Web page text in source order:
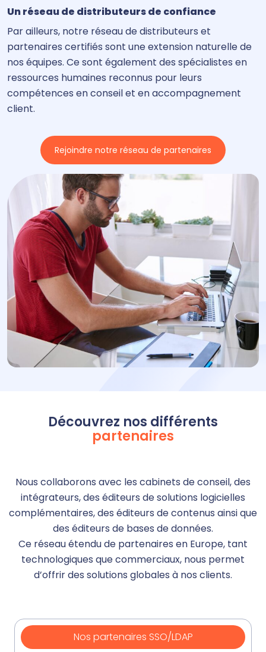
Un réseau de distributeurs de confiance
Par ailleurs, notre réseau de distributeurs et
partenaires certifiés sont une extension naturelle de
nos équipes. Ce sont également des spécialistes en
ressources humaines reconnus pour leurs
compétences en conseil et en accompagnement
client.
Rejoindre notre réseau de partenaires
Découvrez nos différents
partenaires
Nous collaborons avec les cabinets de conseil, des
intégrateurs, des éditeurs de solutions logicielles
complémentaires, des éditeurs de contenus ainsi que
des éditeurs de bases de données.
Ce réseau étendu de partenaires en Europe, tant
technologiques que commerciaux, nous permet
d’offrir des solutions globales à nos clients.
Nos partenaires SSO/LDAP